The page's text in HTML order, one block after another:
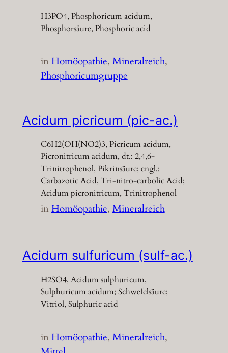
H3PO4, Phosphoricum acidum,
Phosphorsäure, Phosphoric acid
inHomöopathie, Mineralreich
Phosphoricumgruppe
Acidum picricum (pic-ac.)
C6H2(OH(NO2)3, Picricum acidum,
Picronitricum acidum, dt.: 2,4,6-
Trinitrophenol, Pikrinsäure; engl.:
Carbazotic Acid, Tri-nitro-carbolic Acid;
Acidum picronitricum, Trinitrophenol
inHomöopathie, Mineralreich
Acidum sulfuricum (sulf-ac.)
H2SO4, Acidum sulphuricum,
Sulphuricum acidum; Schwefelsäure;
Vitriol, Sulphuric acid
inHomöopathie, Mineralreich